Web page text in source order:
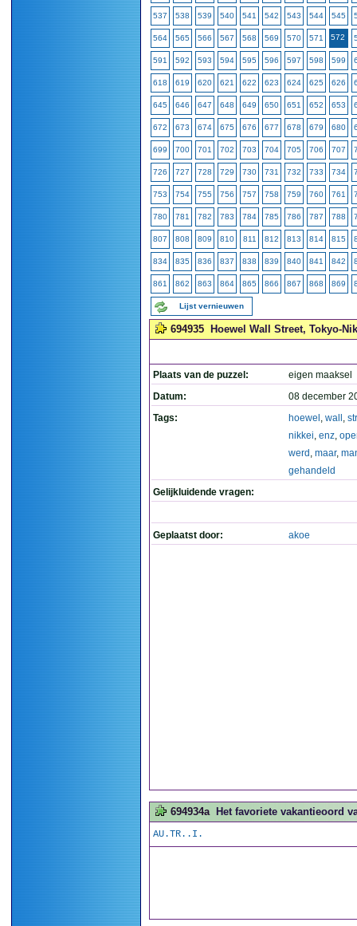
537 538 539 540 541 542 543 544 545
564 565 566 567 568 569 570 571 572
591 592 593 594 595 596 597 598 599
618 619 620 621 622 623 624 625 626
645 646 647 648 649 650 651 652 653
672 673 674 675 676 677 678 679 680
699 700 701 702 703 704 705 706 707
726 727 728 729 730 731 732 733 734
753 754 755 756 757 758 759 760 761
780 781 782 783 784 785 786 787 788
807 808 809 810 811 812 813 814 815
834 835 836 837 838 839 840 841 842
861 862 863 864 865 866 867 868 869
Lijst vernieuwen
694935 Hoewel Wall Street, Tokyo-
Plaats van de puzzel:
eigen maaksel
Datum:
08 december
Tags:
hoewel , wall ,
nikkei, enz,
werd , maar,
gehandeld
Gelijkluidende vragen:
Geplaatst door: akoe
694934a Het favoriete vakantieoord
AU.TR..I.